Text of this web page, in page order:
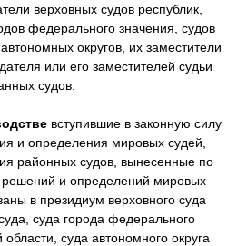
верховных судов республик,
федерального значения, судов
округов, их заместители
или его заместителей судьи
судов.
вступившие в законную силу
и определения мировых судей,
районных судов, вынесенные по
решений и определений мировых
в президиум верховного суда
суда города федерального
суда автономного округа